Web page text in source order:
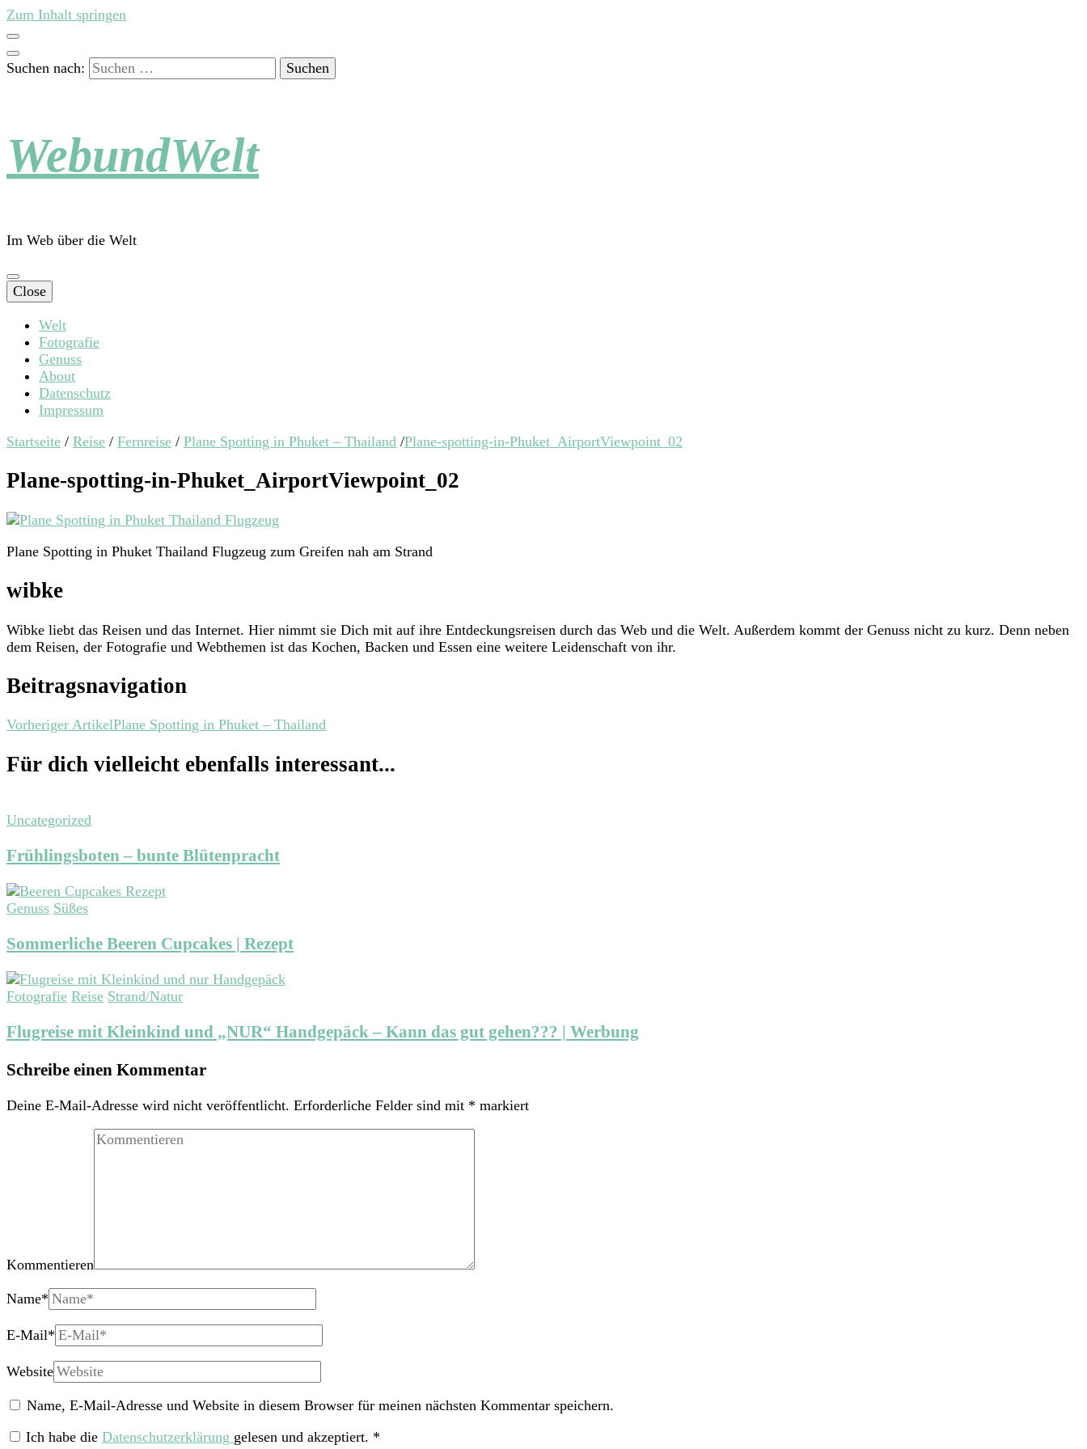
Zum Inhalt springen
Suchen nach:
WebundWelt
Im Web über die Welt
Close
Welt
Fotografie
Genuss
About
Datenschutz
Impressum
Startseite / Reise / Fernreise / Plane Spotting in Phuket – Thailand /Plane-spotting-in-Phuket_AirportViewpoint_02
Plane-spotting-in-Phuket_AirportViewpoint_02
Plane Spotting in Phuket Thailand Flugzeug zum Greifen nah am Strand
wibke
Wibke liebt das Reisen und das Internet. Hier nimmt sie Dich mit auf ihre Entdeckungsreisen durch das Web und die Welt. Außerdem kommt der Genuss nicht zu kurz. Denn neben
dem Reisen, der Fotografie und Webthemen ist das Kochen, Backen und Essen eine weitere Leidenschaft von ihr.
Beitragsnavigation
Vorheriger ArtikelPlane Spotting in Phuket – Thailand
Für dich vielleicht ebenfalls interessant...
Uncategorized
Frühlingsboten – bunte Blütenpracht
Genuss Süßes
Sommerliche Beeren Cupcakes | Rezept
Fotografie Reise Strand/Natur
Flugreise mit Kleinkind und „NUR“ Handgepäck – Kann das gut gehen??? | Werbung
Schreibe einen Kommentar
Deine E-Mail-Adresse wird nicht veröffentlicht. Erforderliche Felder sind mit * markiert
Kommentieren
Name*
E-Mail*
Website
Name, E-Mail-Adresse und Website in diesem Browser für meinen nächsten Kommentar speichern.
Ich habe die Datenschutzerklärung gelesen und akzeptiert. *